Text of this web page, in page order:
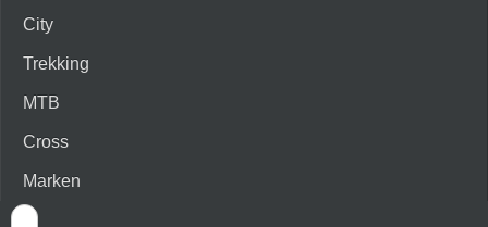
City
Trekking
MTB
Cross
Marken